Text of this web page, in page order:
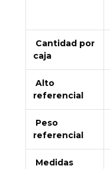
Cantidad por
caja
Alto
referencial
Peso
referencial
Medidas